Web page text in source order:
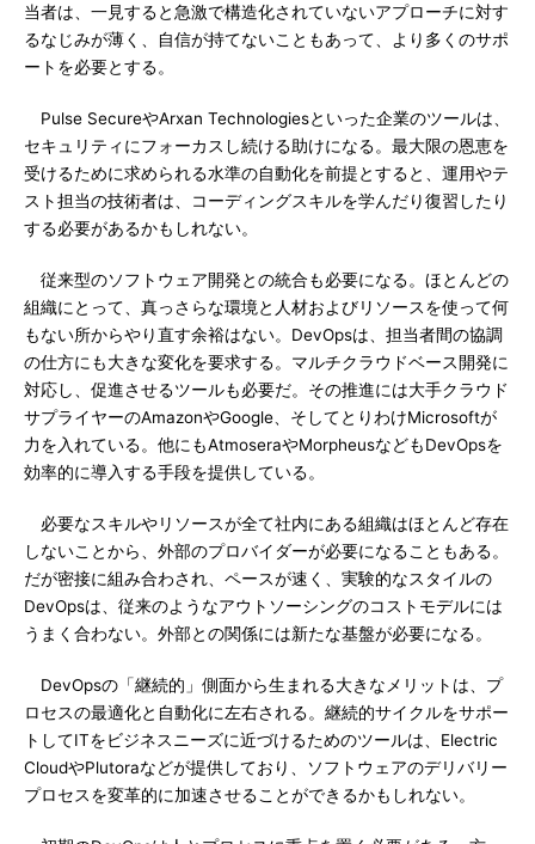
当者は、一見すると急激で構造化されていないアプローチに対す
るなじみが薄く、自信が持てないこともあって、より多くのサポ
ートを必要とする。
Pulse SecureやArxan Technologiesといった企業のツールは、
セキュリティにフォーカスし続ける助けになる。最大限の恩恵を
受けるために求められる水準の自動化を前提とすると、運用やテ
スト担当の技術者は、コーディングスキルを学んだり復習したり
する必要があるかもしれない。
従来型のソフトウェア開発との統合も必要になる。ほとんどの
組織にとって、真っさらな環境と人材およびリソースを使って何
もない所からやり直す余裕はない。DevOpsは、担当者間の協調
の仕方にも大きな変化を要求する。マルチクラウドベース開発に
対応し、促進させるツールも必要だ。その推進には大手クラウド
サプライヤーのAmazonやGoogle、そしてとりわけMicrosoftが
力を入れている。他にもAtmoseraやMorpheusなどもDevOpsを
効率的に導入する手段を提供している。
必要なスキルやリソースが全て社内にある組織はほとんど存在
しないことから、外部のプロバイダーが必要になることもある。
だが密接に組み合わされ、ペースが速く、実験的なスタイルの
DevOpsは、従来のようなアウトソーシングのコストモデルには
うまく合わない。外部との関係には新たな基盤が必要になる。
DevOpsの「継続的」側面から生まれる大きなメリットは、プ
ロセスの最適化と自動化に左右される。継続的サイクルをサポー
トしてITをビジネスニーズに近づけるためのツールは、Electric
CloudやPlutoraなどが提供しており、ソフトウェアのデリバリー
プロセスを変革的に加速させることができるかもしれない。